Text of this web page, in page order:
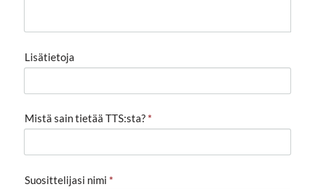
Lisätietoja
Mistä sain tietää TTS:sta? *
Suosittelijasi nimi *